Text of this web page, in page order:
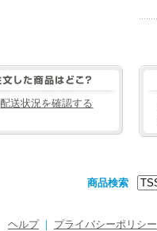
配送状況を確認する
商品検索
ヘルプ プライバシーポリシー